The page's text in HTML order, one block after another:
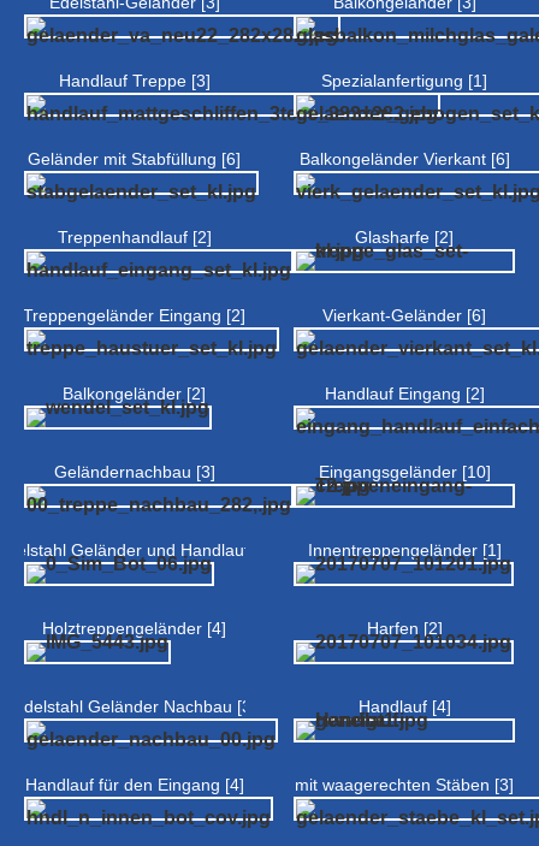
Handlauf Treppe [3] Spezialanfertigung [1]
Geländer mit Stabfüllung [6] Balkongeländer Vierkant [6]
Treppenhandlauf [2] Glasharfe [2]
Treppengeländer Eingang [2] Vierkant-Geländer [6]
Balkongeländer [2] Handlauf Eingang [2]
Geländernachbau [3] Eingangsgeländer [10]
Geländer und Handlauf [3] Innentreppengeländer [1]
Holztreppengeländer [4] Harfen [2]
Edelstahl Geländer Nachbau [3] Handlauf [4]
Handlauf für den Eingang [4] mit waagerechten Stäben [3]